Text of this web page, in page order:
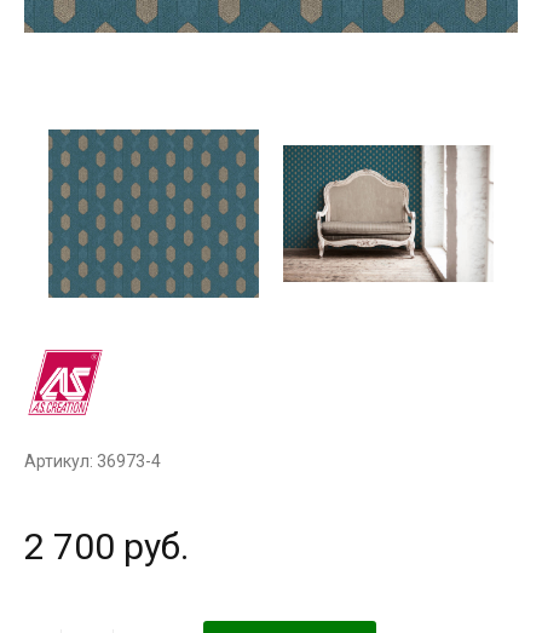
Артикул: 36973-4
2 700 руб.